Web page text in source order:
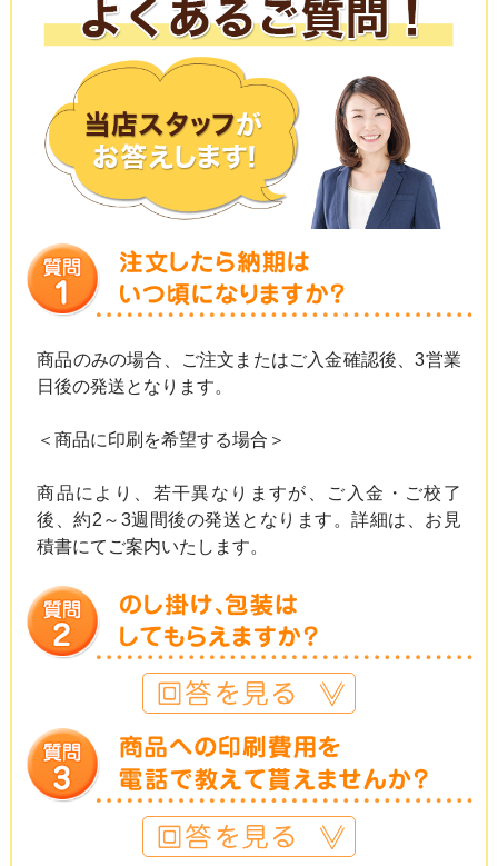
商品のみの場合、ご注文またはご入金確認後、3営業
日後の発送となります。
＜商品に印刷を希望する場合＞
商品により、若干異なりますが、ご入金・ご校了
後、約2～3週間後の発送となります。詳細は、お見
積書にてご案内いたします。